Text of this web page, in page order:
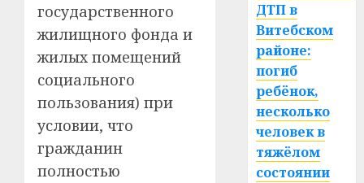
государственного
жилищного фонда и
жилых помещений
социального
пользования) при
условии, что
гражданин
полностью
ДТП в
Витебском
районе:
погиб
ребёнок,
несколько
человек в
тяжёлом
состоянии